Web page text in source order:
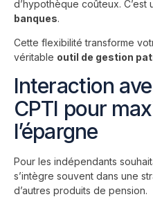
d’hypothèque coûteux. C’est
banques.
Cette flexibilité transforme
véritable outil de gestion
Interaction
CPTI pour
l’épargne
Pour les indépendants
s’intègre souvent dans une
d’autres produits de pension.